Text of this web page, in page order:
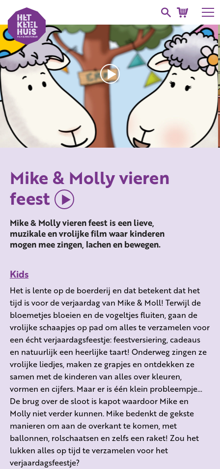
Mike & Molly vieren
feest
Mike & Molly vieren feest is een lieve,
muzikale en vrolijke film waar kinderen
mogen mee zingen, lachen en bewegen.
Kids
Het is lente op de boerderij en dat betekent dat het
tijd is voor de verjaardag van Mike & Moll! Terwijl de
bloemetjes bloeien en de vogeltjes fluiten, gaan de
vrolijke schaapjes op pad om alles te verzamelen voor
een écht verjaardagsfeestje: feestversiering, cadeaus
en natuurlijk een heerlijke taart! Onderweg zingen ze
vrolijke liedjes, maken ze grapjes en ontdekken ze
samen met de kinderen van alles over kleuren,
vormen en cijfers. Maar er is één klein probleempje…
De brug over de sloot is kapot waardoor Mike en
Molly niet verder kunnen. Mike bedenkt de gekste
manieren om aan de overkant te komen, met
ballonnen, rolschaatsen en zelfs een raket! Zou het
lukken alles op tijd te verzamelen voor het
verjaardagsfeestje?